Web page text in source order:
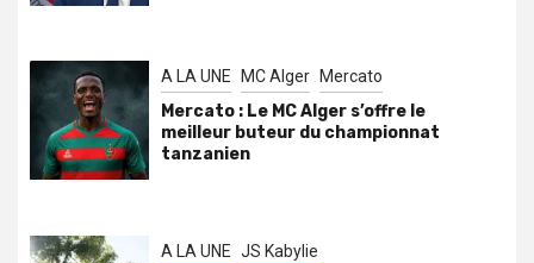
A LA UNE MC Alger Mercato
Mercato : Le MC Alger s’offre le
meilleur buteur du championnat
tanzanien
A LA UNE JS Kabylie